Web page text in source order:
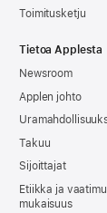
Toimitusketju
Tietoa Applesta
Newsroom
Applen johto
Takuu
Sijoittajat
Etiikka ja
mukaisuus